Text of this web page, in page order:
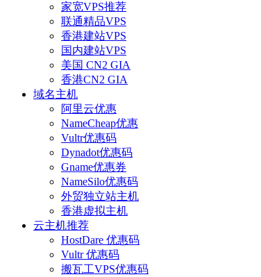
家宽VPS推荐
联通精品VPS
香港建站VPS
国内建站VPS
美国 CN2 GIA
香港CN2 GIA
域名主机
阿里云优惠
NameCheap优惠
Vultr优惠码
Dynadot优惠码
Gname优惠券
NameSilo优惠码
外贸独立站主机
香港虚拟主机
云主机推荐
HostDare 优惠码
Vultr 优惠码
搬瓦工VPS优惠码